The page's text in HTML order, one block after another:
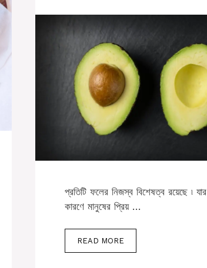
প্রতিটি ফলের নিজস্ব বিশেষত্ব রয়েছে ৷ যার
কারণে মানুষের প্রিয় …
READ MORE